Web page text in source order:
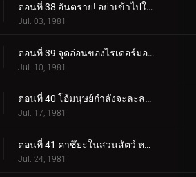
ตอนที่ 38 อันตราย! อย่าเข้าไปในที่ที่มีมอนสเตอร์ตู้เย็นอยู่!!
Jul. 03, 1981
ตอนที่ 39 จุดอ่อนของไรเดอร์มอนสเตอร์ผู้แข็งแกร่งอยู่ที่ไหน!!
Jul. 10, 1981
ตอนที่ 40 โอ้มนุษย์กำลังจะละลาย! สบู่มอนสเตอร์ปรากฏตัว
Jul. 17, 1981
ตอนที่ 41 คาซึยะในสวนสัตว์ หนีจากแทงก์ใต้น้ำไปไม่ได้
Jul. 24, 1981